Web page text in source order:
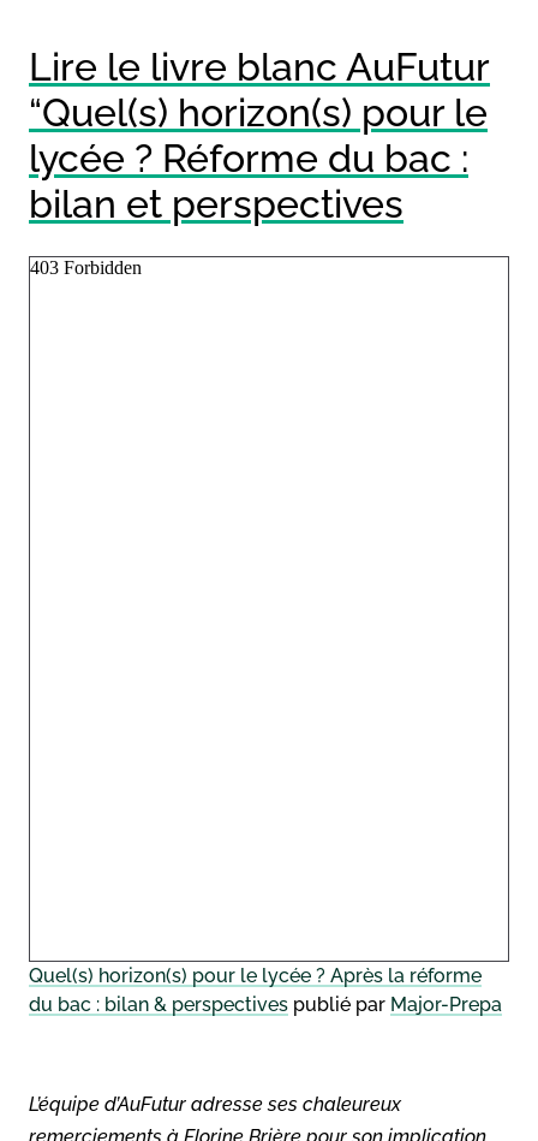
Lire le livre blanc AuFutur
“Quel(s) horizon(s) pour le
lycée ? Réforme du bac :
bilan et perspectives
Quel(s) horizon(s) pour le lycée ? Après la réforme
du bac : bilan & perspectives publié par Major-Prepa
L’équipe d’AuFutur adresse ses chaleureux